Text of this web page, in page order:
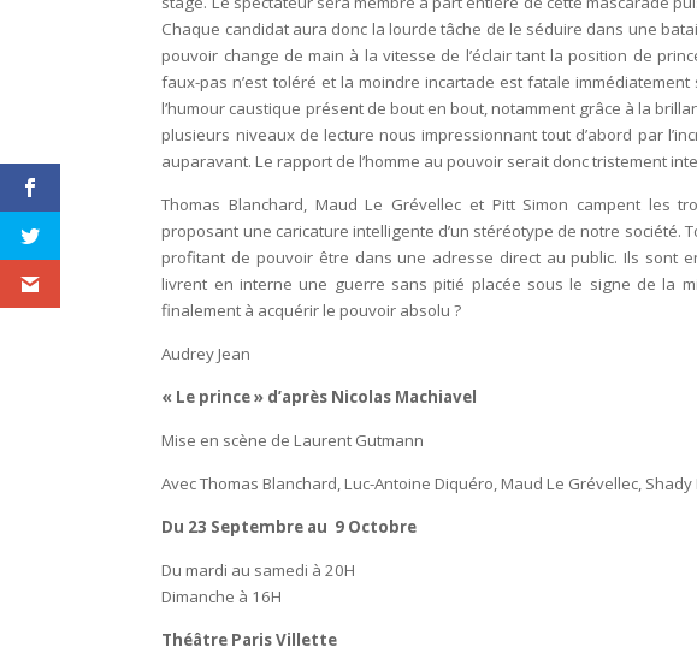
Chaque candidat aura donc la lourde tâche de le séduire dans une
pouvoir change de main à la vitesse de l’éclair tant la position de
faux-pas n’est toléré et la moindre incartade est fatale
l’humour caustique présent de bout en bout, notamment grâce à la
plusieurs niveaux de lecture nous impressionnant tout d’abord par
auparavant. Le rapport de l’homme au pouvoir serait donc tristement
Thomas Blanchard, Maud Le Grévellec et Pitt Simon campent les
proposant une caricature intelligente d’un stéréotype de notre société.
profitant de pouvoir être dans une adresse direct au public. Ils sont
livrent en interne une guerre sans pitié placée sous le signe de la
finalement à acquérir le pouvoir absolu ?
Audrey Jean
« Le prince » d’après Nicolas Machiavel
Mise en scène de Laurent Gutmann
Avec Thomas Blanchard, Luc-Antoine Diquéro, Maud Le Grévellec,
Du 23 Septembre au 9 Octobre
Du mardi au samedi à 20H
Dimanche à 16H
Théâtre Paris Villette